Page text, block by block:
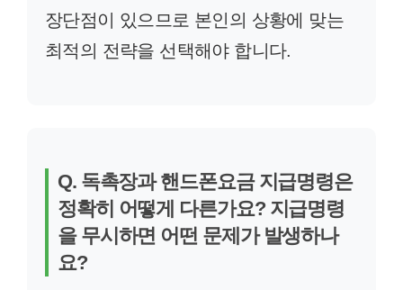
장단점이 있으므로 본인의 상황에 맞는
최적의 전략을 선택해야 합니다.
Q. 독촉장과 핸드폰요금 지급명령은
정확히 어떻게 다른가요? 지급명령
을 무시하면 어떤 문제가 발생하나
요?